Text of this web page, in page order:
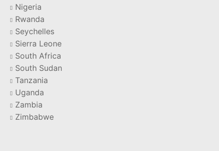
Nigeria
Rwanda
Seychelles
Sierra Leone
South Africa
South Sudan
Tanzania
Uganda
Zambia
Zimbabwe